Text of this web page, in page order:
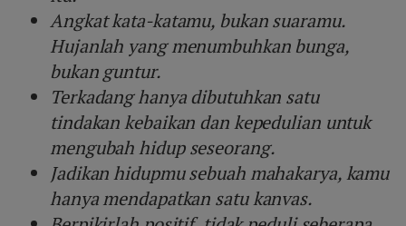
Angkat kata-katamu, bukan suaramu.
Hujanlah yang menumbuhkan bunga,
bukan guntur.
Terkadang hanya dibutuhkan satu
tindakan kebaikan dan kepedulian untuk
mengubah hidup seseorang.
Jadikan hidupmu sebuah mahakarya, kamu
hanya mendapatkan satu kanvas.